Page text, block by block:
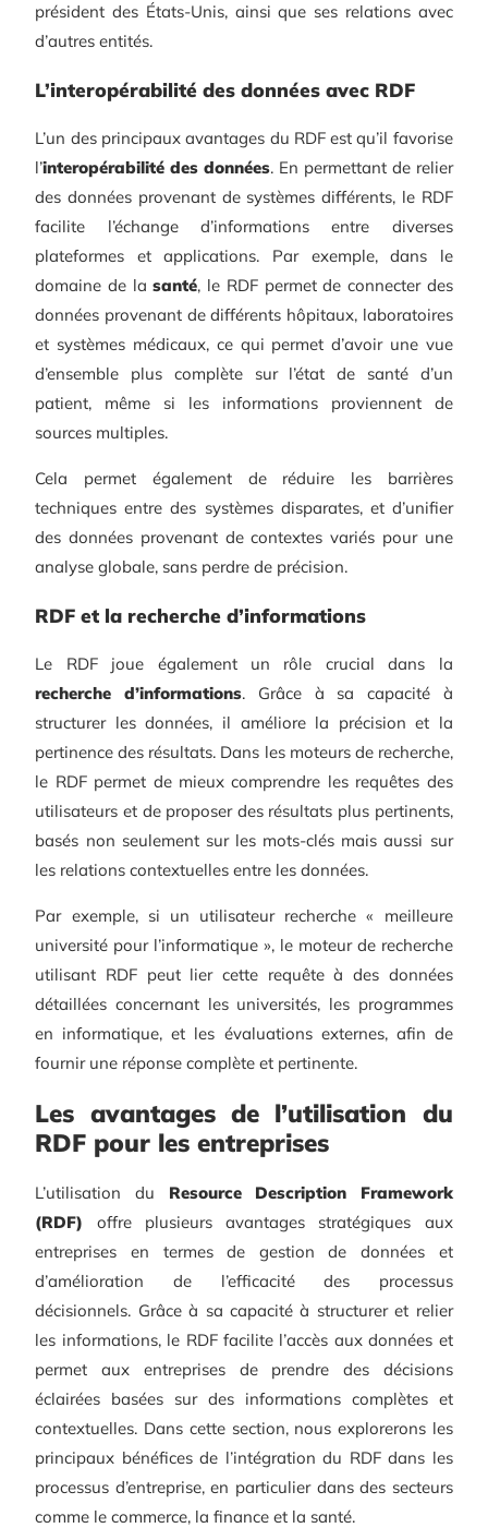
président des États-Unis, ainsi que ses relations avec
d’autres entités.
L’interopérabilité des données avec RDF
L’un des principaux avantages du RDF est qu’il favorise
l’interopérabilité des données. En permettant de relier
des données provenant de systèmes différents, le RDF
facilite l’échange d’informations entre diverses
plateformes et applications. Par exemple, dans le
domaine de lasanté, le RDF permet de connecter des
données provenant de différents hôpitaux, laboratoires
et systèmes médicaux, ce qui permet d’avoir une vue
d’ensemble plus complète sur l’état de santé d’un
patient, même si les informations proviennent de
sources multiples.
Cela permet également de réduire les barrières
techniques entre des systèmes disparates, et d’unifier
des données provenant de contextes variés pour une
analyse globale, sans perdre de précision.
RDF et la recherche d’informations
Le RDF joue également un rôle crucial dans la
recherche d’informations. Grâce à sa capacité à
structurer les données, il améliore la précision et la
pertinence des résultats. Dans les moteurs de recherche,
le RDF permet de mieux comprendre les requêtes des
utilisateurs et de proposer des résultats plus pertinents,
basés non seulement sur les mots-clés mais aussi sur
les relations contextuelles entre les données.
Par exemple, si un utilisateur recherche « meilleure
université pour l’informatique », le moteur de recherche
utilisant RDF peut lier cette requête à des données
détaillées concernant les universités, les programmes
en informatique, et les évaluations externes, afin de
fournir une réponse complète et pertinente.
Les avantages de l’utilisation du
RDF pour les entreprises
L’utilisation du Resource Description Framework
(RDF) offre plusieurs avantages stratégiques aux
entreprises en termes de gestion de données et
d’amélioration de l’efficacité des processus
décisionnels. Grâce à sa capacité à structurer et relier
les informations, le RDF facilite l’accès aux données et
permet aux entreprises de prendre des décisions
éclairées basées sur des informations complètes et
contextuelles. Dans cette section, nous explorerons les
principaux bénéfices de l’intégration du RDF dans les
processus d’entreprise, en particulier dans des secteurs
comme le commerce, la finance et la santé.